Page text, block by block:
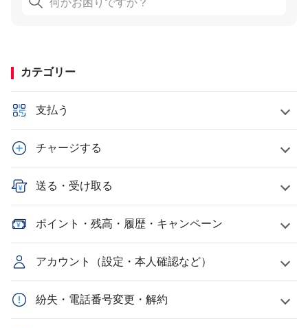
カテゴリー
支払う
チャージする
送る・受け取る
ポイント・残高・履歴・キャンペーン
アカウント（設定・本人確認など）
紛失・電話番号変更・解約